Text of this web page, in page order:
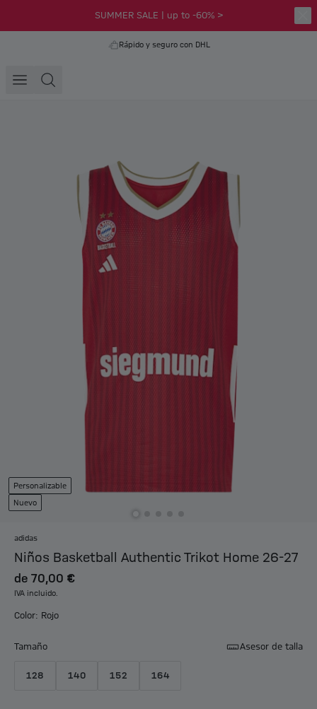
SUMMER SALE | up to -60% >
Rápido y seguro con DHL
Personalizable
Nuevo
adidas
Niños Basketball Authentic Trikot Home 26-27
de 70,00 €
IVA incluido.
Color: Rojo
Tamaño Asesor de talla
128 140 152 164